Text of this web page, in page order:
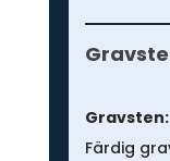
-
gravsten
Gravsten:
Färdig